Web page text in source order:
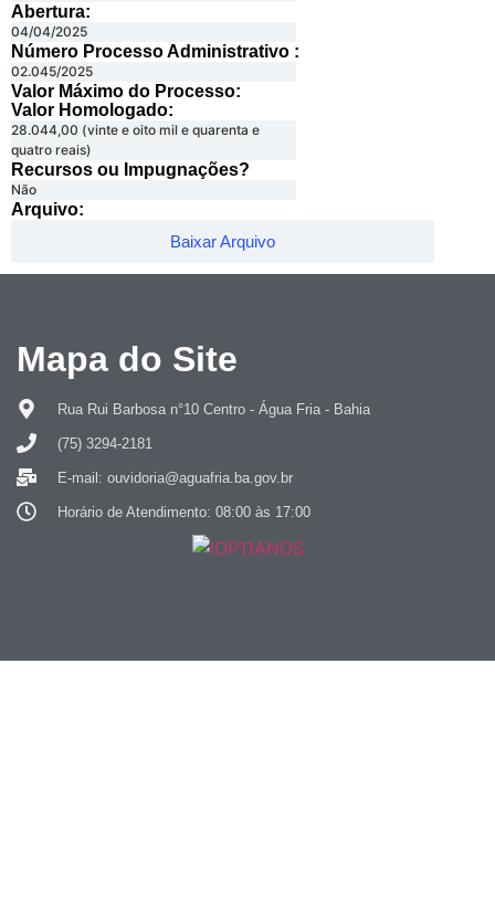
Abertura:
04/04/2025
Número Processo Administrativo :
02.045/2025
Valor Máximo do Processo: ​
Valor Homologado: ​
28.044,00 (vinte e oito mil e quarenta e
quatro reais)
Recursos ou Impugnações? ​
Não
Arquivo:
Baixar Arquivo
Mapa do Site
Rua Rui Barbosa n°10 Centro - Água Fria - Bahia
(75) 3294-2181
E-mail: ouvidoria@aguafria.ba.gov.br
Horário de Atendimento: 08:00 às 17:00